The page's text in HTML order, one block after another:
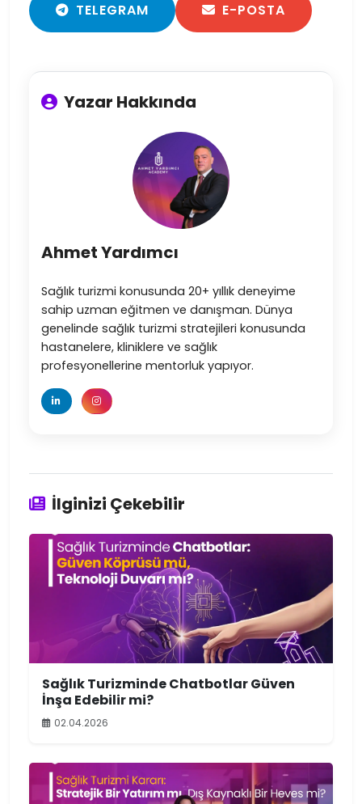
TELEGRAM E-POSTA
Yazar Hakkında
Ahmet Yardımcı
Sağlık turizmi konusunda 20+ yıllık deneyime
sahip uzman eğitmen ve danışman. Dünya
genelinde sağlık turizmi stratejileri konusunda
hastanelere, kliniklere ve sağlık
profesyonellerine mentorluk yapıyor.
İlginizi Çekebilir
Sağlık Turizminde Chatbotlar Güven
İnşa Edebilir mi?
02.04.2026